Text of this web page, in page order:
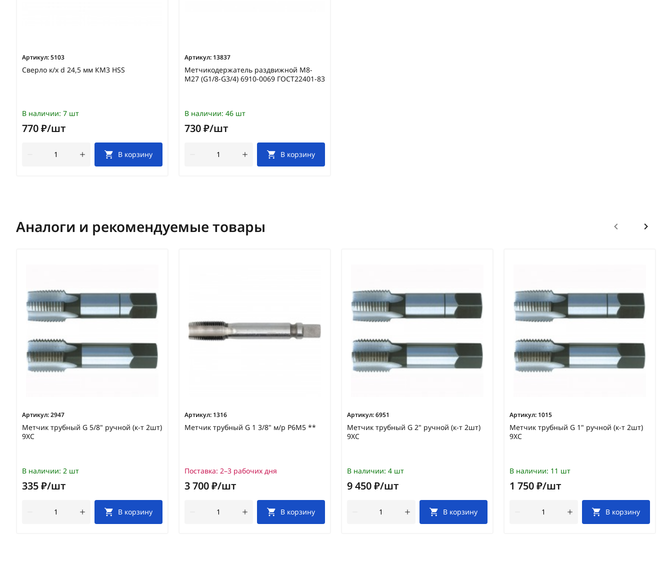
Артикул:5103
Сверло к/х d 24,5 мм КМ3 HSS
В наличии: 7 шт
770 ₽/шт
В корзину
Артикул: 13837
Метчикодержатель раздвижной М8-
М27 (G1/8-G3/4) 6910-0069 ГОСТ22401-83
В наличии: 46 шт
730 ₽/шт
В корзину
Аналоги и рекомендуемые товары
Артикул:2947
Метчик трубный G 5/8" ручной (к-т 2шт)
9ХС
В наличии: 2 шт
335 ₽/шт
В корзину
Артикул: 1316
Метчик трубный G 1 3/8" м/р Р6М5 **
Поставка: 2–3 рабочих дня
3 700 ₽/шт
В корзину
Артикул:6951
Метчик трубный G 2" ручной (к-т 2шт)
9ХС
В наличии: 4 шт
9 450 ₽/шт
В корзину
Артикул: 1015
Метчик трубный G 1" ручной (к-т 2шт)
9ХС
В наличии: 11 шт
1 750 ₽/шт
В корзину